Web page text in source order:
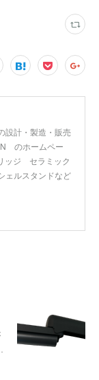
設計・製造・販売
のホームペー
ッジ セラミック
ルスタンドなど